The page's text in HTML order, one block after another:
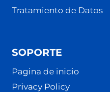
Tratamiento de Datos
SOPORTE
Pagina de inicio
Privacy Policy